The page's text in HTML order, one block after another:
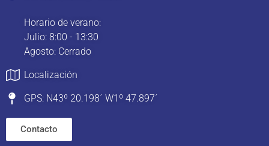
Horario de verano:
Julio: 8:00 - 13:30
Agosto: Cerrado
Localización
GPS: N43º 20.198´ W1º 47.897´
Contacto